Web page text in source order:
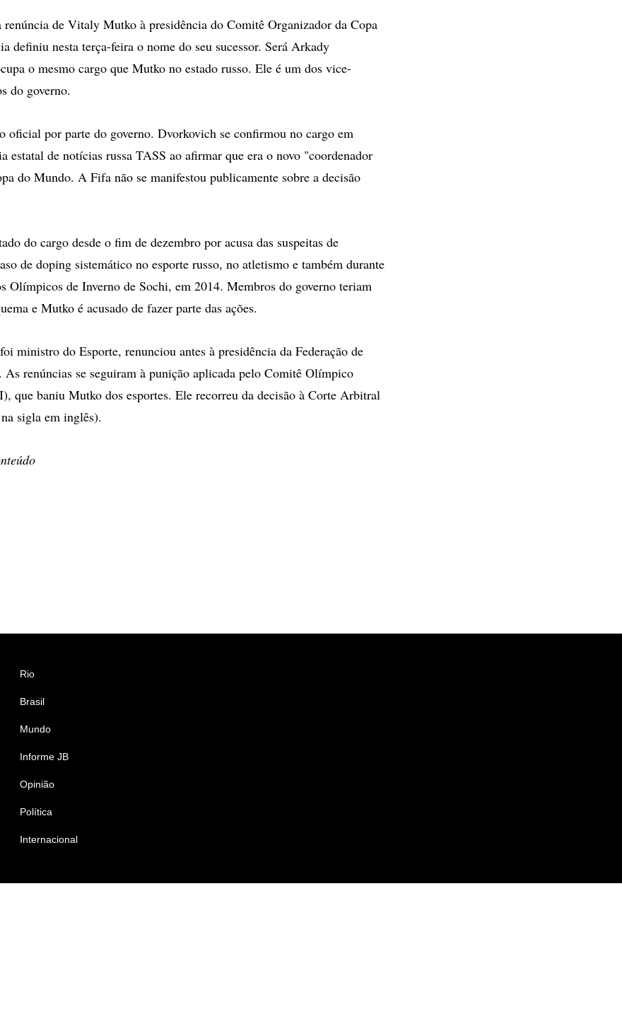
compartilhamento
renúncia de Vitaly Mutko à presidência do Comitê Organizador da Copa
definiu nesta terça-feira o nome do seu sucessor. Será Arkady
o mesmo cargo que Mutko no estado russo. Ele é um dos vice-
do governo.
oficial por parte do governo. Dvorkovich se confirmou no cargo em
estatal de notícias russa TASS ao afirmar que era o novo "coordenador
do Mundo. A Fifa não se manifestou publicamente sobre a decisão
do cargo desde o fim de dezembro por acusa das suspeitas de
de doping sistemático no esporte russo, no atletismo e também durante
Olímpicos de Inverno de Sochi, em 2014. Membros do governo teriam
e Mutko é acusado de fazer parte das ações.
ministro do Esporte, renunciou antes à presidência da Federação de
As renúncias se seguiram à punição aplicada pelo Comitê Olímpico
que baniu Mutko dos esportes. Ele recorreu da decisão à Corte Arbitral
sigla em inglês).
Rio
Brasil
Mundo
Informe JB
Opinião
Política
Internacional